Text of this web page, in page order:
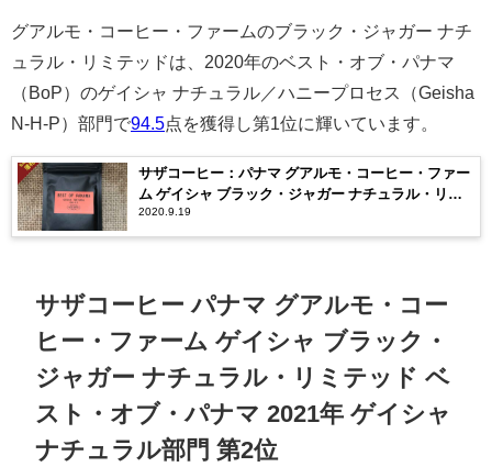
グアルモ・コーヒー・ファームのブラック・ジャガー ナチ
ュラル・リミテッドは、2020年のベスト・オブ・パナマ
（BoP）のゲイシャ ナチュラル／ハニープロセス（Geisha
N-H-P）部門で94.5点を獲得し第1位に輝いています。
サザコーヒー：パナマ グアルモ・コーヒー・ファー
ム ゲイシャ ブラック・ジャガー ナチュラル・リミ
テッド D427 ベスト・オブ・パナマ 2020年 ゲイシャ
ナチュラル／ハニープロセス部門 第1位
2020.9.19
サザコーヒー パナマ グアルモ・コー
ヒー・ファーム ゲイシャ ブラック・
ジャガー ナチュラル・リミテッド ベ
スト・オブ・パナマ 2021年 ゲイシャ
ナチュラル部門 第2位